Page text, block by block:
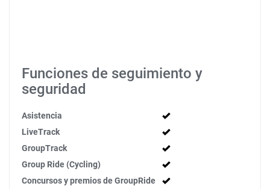
Funciones de seguimiento y
seguridad
Asistencia
LiveTrack
GroupTrack
Group Ride (Cycling)
Concursos y premios de GroupRide